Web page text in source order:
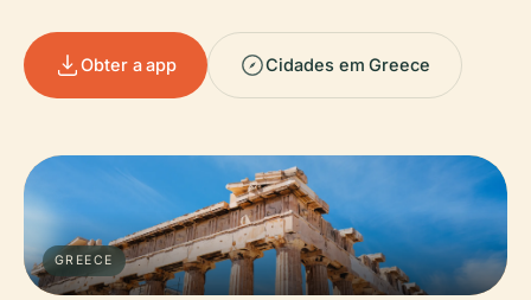
Obter a app Cidades em Greece
GREECE